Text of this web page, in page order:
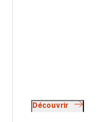
Découvrir